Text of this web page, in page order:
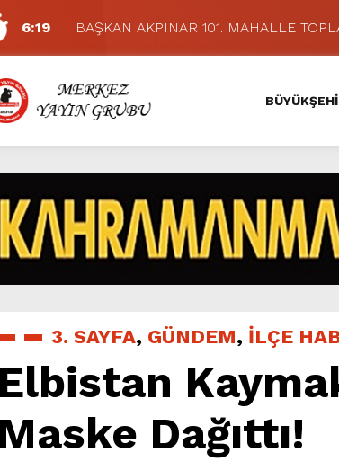
6:19
BAŞKAN AKPINAR 101. MAHALLE
6:17
Dulkadiroğlu Hacı Murat Caddesi’nde
11:14
Pazarcık’ta Yollar Büyükşehir’le
11:10
Büyükşehir, Dulkadiroğlu Kırsalında 45
5:17
Uluslararası Bisiklet Yarışması’nda
5:15
Büyükşehir, Gazneliler Caddesi’nde
6:54
Büyükşehir, Dulkadiroğlu Hacı Murat
6:53
Büyükşehir’den Dulkadiroğlu Kırsalına
6:50
Geleneksel Ağustos Fuarı’nda Eğlence
7:01
Funda Arar, Cumartesi Günü KAFUM’da
3. SAYFA, GÜNDEM, İLÇE
Elbistan
Maske Dağıttı!